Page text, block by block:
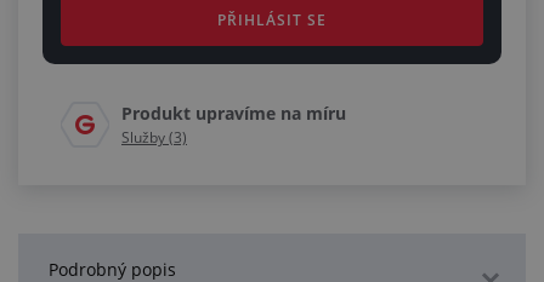
PŘIHLÁSIT SE
Produkt upravíme na míru
Služby (3)
Podrobný popis